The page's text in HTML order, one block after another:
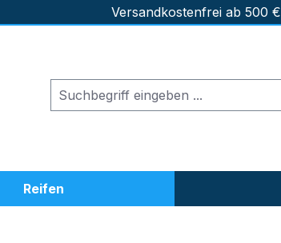
Versandkostenfrei ab 500 €
Reifen